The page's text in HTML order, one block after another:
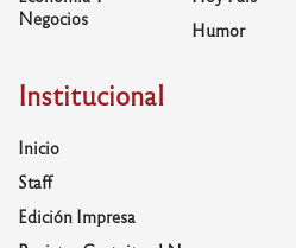
Negocios
Humor
Institucional
Inicio
Staff
Edición Impresa